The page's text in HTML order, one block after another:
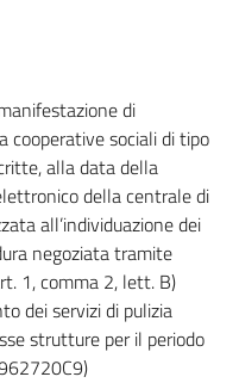
di
cooperative sociali di tipo
alla data della
della centrale di
all’individuazione dei
negoziata tramite
1, comma 2, lett. B)
dei servizi di pulizia
strutture per il periodo